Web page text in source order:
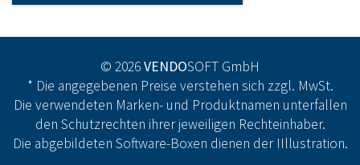
© 2026VENDOSOFT GmbH
* Die angegebenen Preise verstehen sich zzgl. MwSt.
Die verwendeten Marken- und Produktnamen unterfallen
den Schutzrechten ihrer jeweiligen Rechteinhaber.
Die abgebildeten Software-Boxen dienen der IIllustration.